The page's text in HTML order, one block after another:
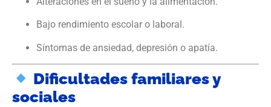
Bajo rendimiento escolar o laboral.
Síntomas de ansiedad, depresión o apatía.
Dificultades familiares y
sociales